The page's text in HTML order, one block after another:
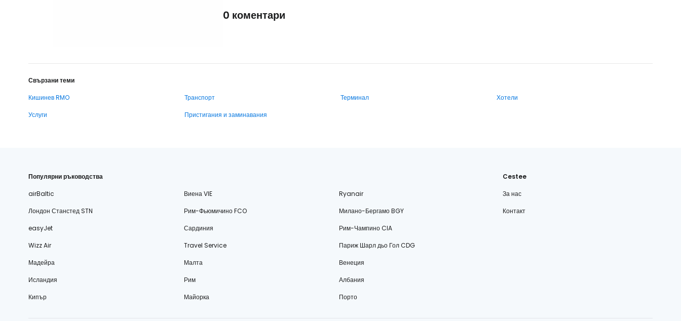
0 коментари
Свързани теми
Кишинев RMO
Транспорт Терминал
Хотели
Услуги
Пристигания и заминавания
Популярни ръководства
airBaltic
Виена VIE
Ryanair
Лондон Станстед STN
Рим-Фьюмичино FCO
Милано-Бергамо BGY
easyJet
Сардиния
Рим-Чампино CIA
Wizz Air
Travel Service
Париж Шарл дьо Гол CDG
Мадейра
Малта
Венеция
Исландия
Рим
Албания
Кипър
Майорка Порто
Cestee
За нас
Контакт